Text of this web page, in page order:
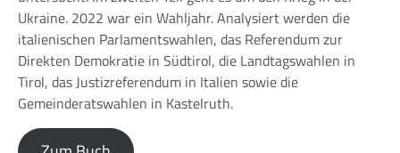
Ukraine. 2022 war ein Wahljahr. Analysiert werden die
italienischen Parlamentswahlen, das Referendum zur
Direkten Demokratie in Südtirol, die Landtagswahlen in
Tirol, das Justizreferendum in Italien sowie die
Gemeinderatswahlen in Kastelruth.